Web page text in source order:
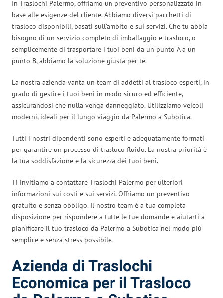
In Traslochi Palermo, offriamo un preventivo personalizzato in
base alle esigenze del cliente. Abbiamo diversi pacchetti di
trasloco disponibili, basati sull’ambito e sui servizi. Che tu abbia
bisogno di un servizio completo di imballaggio e trasloco, o
semplicemente di trasportare i tuoi beni da un punto A a un
punto B, abbiamo la soluzione giusta per te.
La nostra azienda vanta un team di addetti al trasloco esperti, in
grado di gestire i tuoi beni in modo sicuro ed efficiente,
assicurandosi che nulla venga danneggiato. Utilizziamo veicoli
moderni, ideali per il lungo viaggio da Palermo a Subotica.
Tutti i nostri dipendenti sono esperti e adeguatamente formati
per garantire un processo di trasloco fluido. La nostra priorità è
la tua soddisfazione e la sicurezza dei tuoi beni.
Ti invitiamo a contattare Traslochi Palermo per ulteriori
informazioni sui costi e sui servizi. Offriamo un preventivo
gratuito e senza obbligo. Il nostro team è a tua completa
disposizione per rispondere a tutte le tue domande e aiutarti a
pianificare il tuo trasloco da Palermo a Subotica nel modo più
semplice e senza stress possibile.
Azienda di Traslochi
Economica per il Trasloco